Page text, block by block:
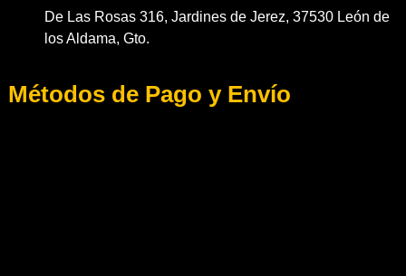
De Las Rosas 316, Jardines de Jerez, 37530 León de
los Aldama, Gto.
Métodos de Pago y Envío